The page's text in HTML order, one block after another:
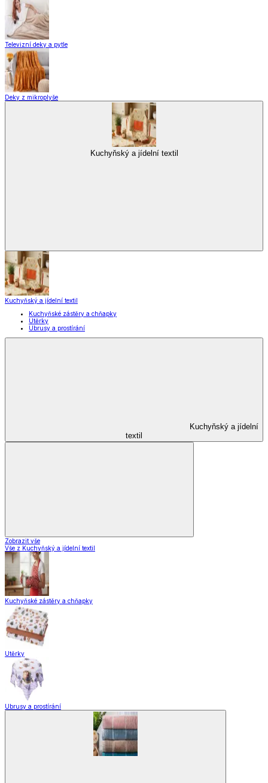
Televizní deky a pytle
Deky z mikroplyše
Kuchyňský a jídelní textil
Kuchyňský a jídelní textil
Kuchyňské zástěry a chňapky
Utěrky
Ubrusy a prostírání
Kuchyňský a jídelní
textil
Zobrazit vše
Vše z Kuchyňský a jídelní textil
Kuchyňské zástěry a chňapky
Utěrky
Ubrusy a prostírání